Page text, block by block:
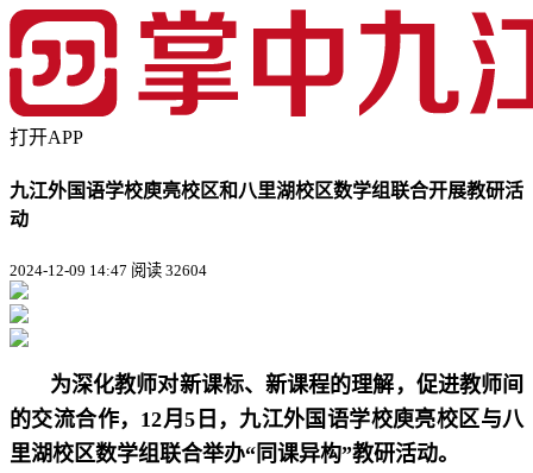
打开APP
九江外国语学校庾亮校区和八里湖校区数学组联合开展教研活
动
2024-12-09 14:47 阅读 32604
为深化教师对新课标、新课程的理解，促进教师间
的交流合作，12月5日，九江外国语学校庾亮校区与八
里湖校区数学组联合举办“同课异构”教研活动。